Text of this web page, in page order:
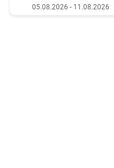
05.08.2026 - 11.08.2026